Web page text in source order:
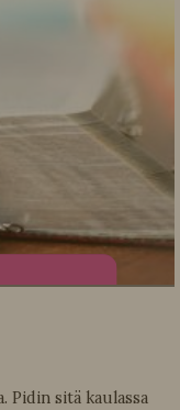
Pidin sitä kaulassa